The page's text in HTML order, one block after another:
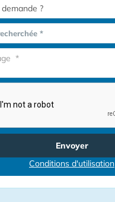
*
Envoyer
Conditions d'utilisation